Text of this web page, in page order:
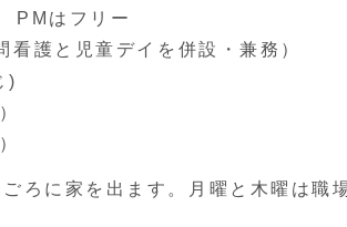
PMはフリー
護と児童デイを併設・兼務）
)
ろに家を出ます。月曜と木曜は職